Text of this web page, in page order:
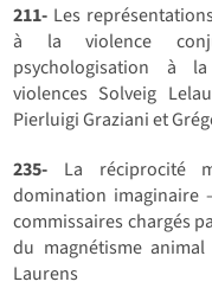
211- Les
à la violence
psychologisation à
violences Solveig
Pierluigi Graziani et
235- La réciprocité
domination imaginaire
commissaires chargés
du magnétisme
Laurens